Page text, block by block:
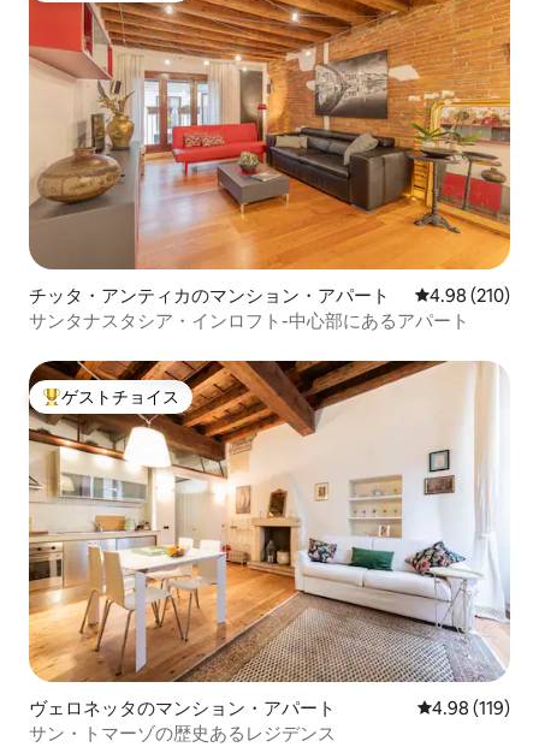
チッタ・アンティカのマンション・アパート レビュー210
4.98 (210)
サンタナスタシア・インロフト-中心部にあるアパート
大好評のゲストチョイスです。
ゲストチョイス
ヴェロネッタのマンション・アパート レビュー119
4.98 (119)
サン・トマーゾの歴史あるレジデンス